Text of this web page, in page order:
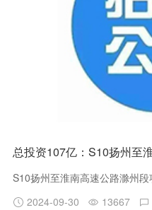
总投资107亿：S10扬州至
S10扬州至淮南高速公路滁州
2024-09-30
13667